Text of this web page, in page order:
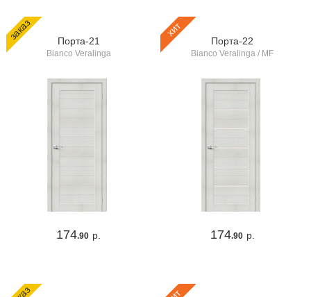
заказ Порта-21
Bianco Veralinga
174.90 р.
хит
Порта-22
Bianco Veralinga / MF
174.90 р.